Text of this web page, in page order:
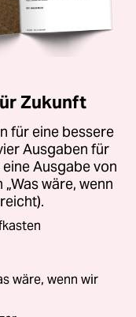
Zukunft
für eine bessere
Ausgaben für
Ausgabe von
wäre, wenn
wäre, wenn wir